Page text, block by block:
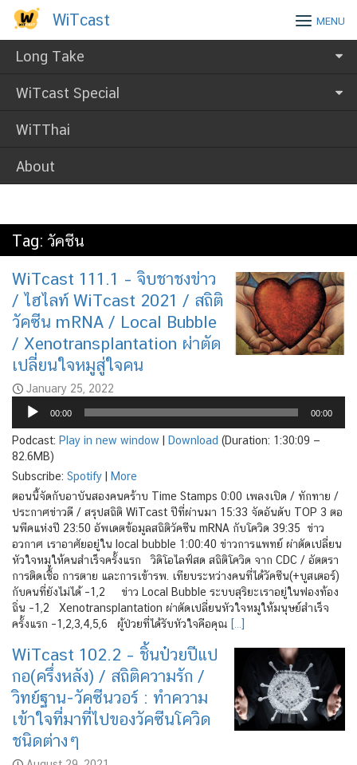
Skip
content
WiTcast
Long Take
WiTcast Special
WiTThai
About
WiTcast MENU
Tag: วัคซีน
WiTcast 111.1 – จิบชาชงข่าว
/ ไฮไลท์ WiTcast 2021 / สถิติ
วัคซีน mRNA / Local Bubble
/ Xenotransplantation ผ่าตัด
เปลี่ยนใจหมูสู่ใจคน
January 25, 2022
Audio
Player
00:00 00:00
Podcast: Play in new window Download (Duration: 1:30:09 —
82.6MB)
Subscribe: Spotify
More
ตอนนี้จัดกับอาบันสองคนคร้าบ Time Stamps 0:00 เพลงเปิด / ทักทาย /
ประกาศข่าวดี / สรุปสถิติ WiTcast ปีที่ผ่านมา 15:33 จัดอันดับ TOP 3 ตอ
นพีคแห่งปี 23:50 อัพเดตข้อมูลสถิติวัคซีน mRNA กับโควิด 39:35 ข่าว
อวกาศ เราอาศัยอยู่ใน local bubble 1:00:40 ข่าวการแพทย์ ผ่าตัดเปลี่ยน
หัวใจหมูให้คนสำเร็จครั้งแรก วิดิโอไลฟ์สด สถิติโควิด จาก CDC / อัตตรา
การติดเชื้อ การตาย และการเข้ารพ. เทียบระหว่างคนที่ได้วัคซีน(+บูสเตอร์)
กับคนที่ยังไม่ได้ –1,2 ข่าว Local Bubble ระบบสุริยะเราอยู่ในฟองท้อง
ถิ่น –1,2 Xenotransplantation ผ่าตัดเปลี่ยนหัวใจหมูให้มนุษย์สำเร็จ
ครั้งแรก –1,2,3,4,5,6 ผู้ป่วยที่ได้รับหัวใจคือคุณ […]
WiTcast 102.2 – ชิ้นป๋วยปีแป
กอ(ครึ่งหลัง) / สถิติความรัก /
วิทย์ฐาน-วัคซีนวอร์ : ทำความ
เข้าใจที่มาที่ไปของวัคซีนโควิด
ชนิดต่างๆ